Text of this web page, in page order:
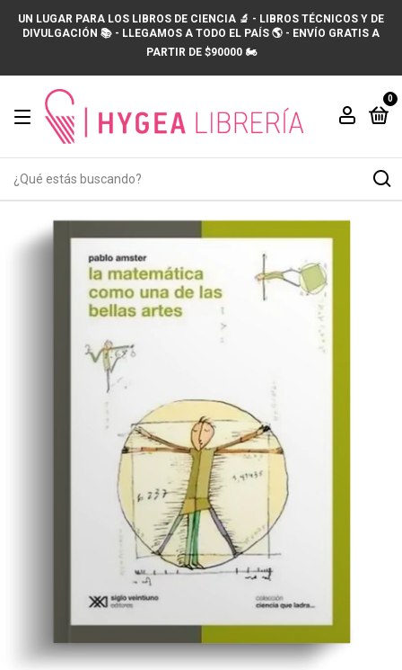
UN LUGAR PARA LOS LIBROS DE CIENCIA 🔬 - LIBROS TÉCNICOS Y DE
DIVULGACIÓN 📚 - LLEGAMOS A TODO EL PAÍS 🌎 - ENVÍO GRATIS A
PARTIR DE $90000 🏍️
0